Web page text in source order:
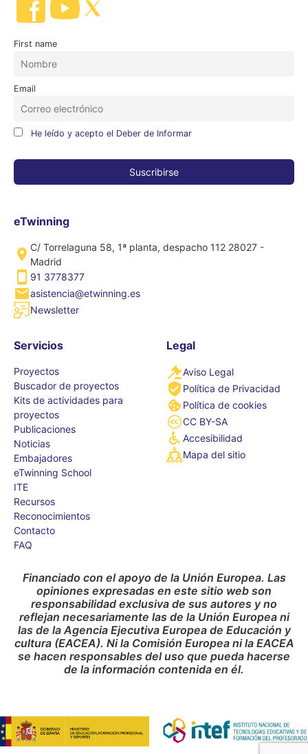
First name
Email
He leído y acepto el Deber de Informar
eTwinning
C/ Torrelaguna 58, 1ª planta, despacho 112 28027 -
Madrid
91 3778377
asistencia@etwinning.es
Newsletter
Servicios
Proyectos
Buscador de proyectos
Kits de actividades para
proyectos
Publicaciones
Noticias
Embajadores
eTwinning School
ITE
Recursos
Reconocimientos
Contacto
FAQ
Legal
Aviso Legal
Política de Privacidad
Política de cookies
CC BY-SA
Accesibilidad
Mapa del sitio
Financiado con el apoyo de la Unión Europea. Las
opiniones expresadas en este sitio web son
responsabilidad exclusiva de sus autores y no
reflejan necesariamente las de la Unión Europea ni
las de la Agencia Ejecutiva Europea de Educación y
cultura (EACEA). Ni la Comisión Europea ni la EACEA
se hacen responsables del uso que pueda hacerse
de la información contenida en él.